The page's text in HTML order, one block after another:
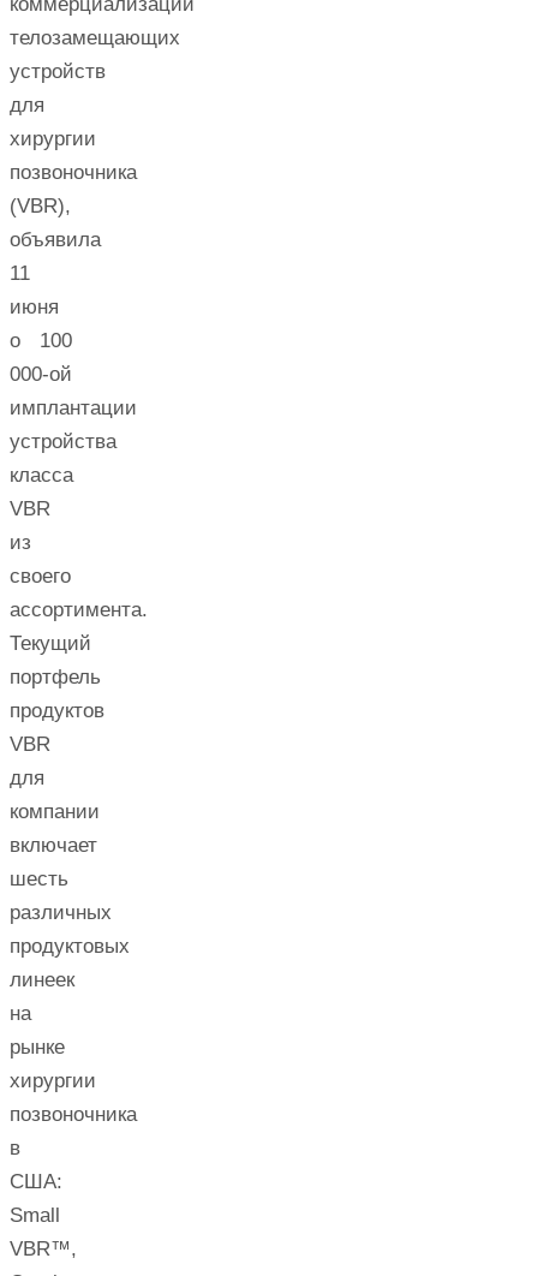
телозамещающих
устройств
для
хирургии
позвоночника
(VBR),
объявила
11
июня
о 100
000-ой
имплантации
устройства
класса
VBR
из
своего
ассортимента.
Текущий
портфель
продуктов
VBR
для
компании
включает
шесть
различных
продуктовых
линеек
на
рынке
хирургии
позвоночника
в
США:
Small
VBR™,